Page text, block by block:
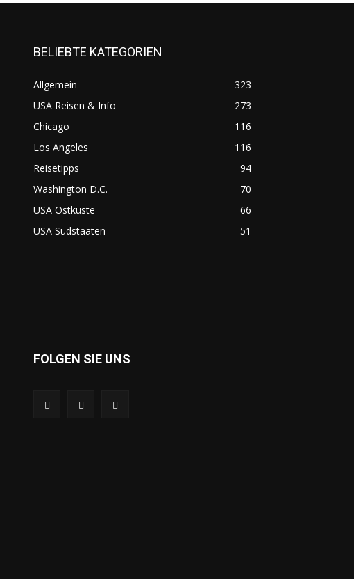
BELIEBTE KATEGORIEN
Allgemein
323
USA Reisen & Info
273
Chicago
116
Los Angeles
116
Reisetipps
94
Washington D.C.
70
USA Ostküste
66
USA Südstaaten
51
FOLGEN SIE UNS